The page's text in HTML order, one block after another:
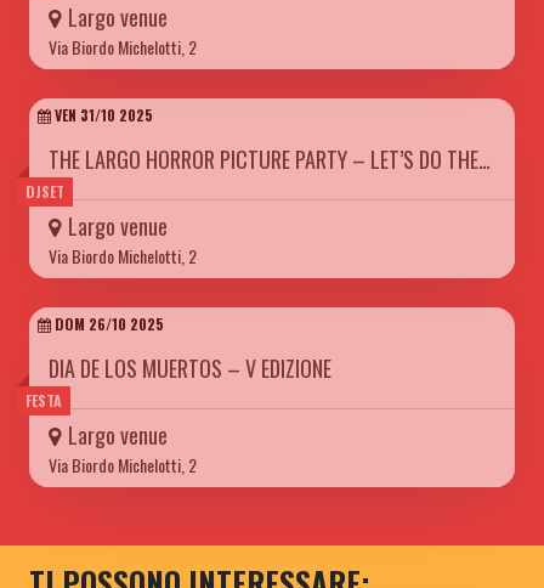
Largo venue
Via Biordo Michelotti, 2
DJSET
VEN 31/10 2025
THE LARGO HORROR PICTURE PARTY – LET’S DO THE…
Largo venue
Via Biordo Michelotti, 2
FESTA
DOM 26/10 2025
DIA DE LOS MUERTOS – V EDIZIONE
Largo venue
Via Biordo Michelotti, 2